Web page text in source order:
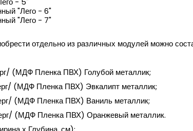
"Лего - 6"
"Лего - 7"
отдельно из различных модулей можно
(МДФ Пленка ПВХ) Голубой металлик;
(МДФ Пленка ПВХ) Эвкалипт металлик;
(МДФ Пленка ПВХ) Ваниль металлик;
(МДФ Пленка ПВХ) Оранжевый металлик.